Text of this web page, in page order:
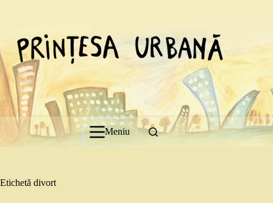
Meniu
Etichetă divort